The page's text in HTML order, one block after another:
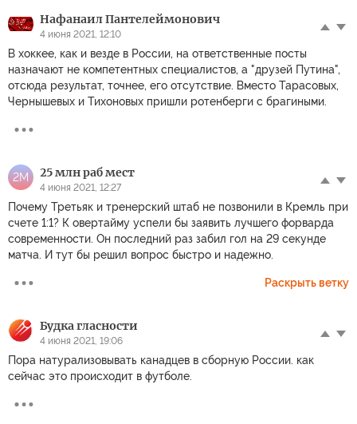
Нафанаил Пантелеймонович
4 июня 2021, 12:10
В хоккее, как и везде в России, на ответственные посты
назначают не компетентных специалистов, а "друзей Путина",
отсюда результат, точнее, его отсутствие. Вместо Тарасовых,
Чернышевых и Тихоновых пришли ротенберги с брагиными.
2М 25 млн раб мест
4 июня 2021, 12:27
Почему Третьяк и тренерский штаб не позвонили в Кремль при
счете 1:1? К овертайму успели бы заявить лучшего форварда
современности. Он последний раз забил гол на 29 секунде
матча. И тут бы решил вопрос быстро и надежно.
Раскрыть ветку
Будка гласности
4 июня 2021, 19:06
Пора натурализовывать канадцев в сборную России. как
сейчас это происходит в футболе.